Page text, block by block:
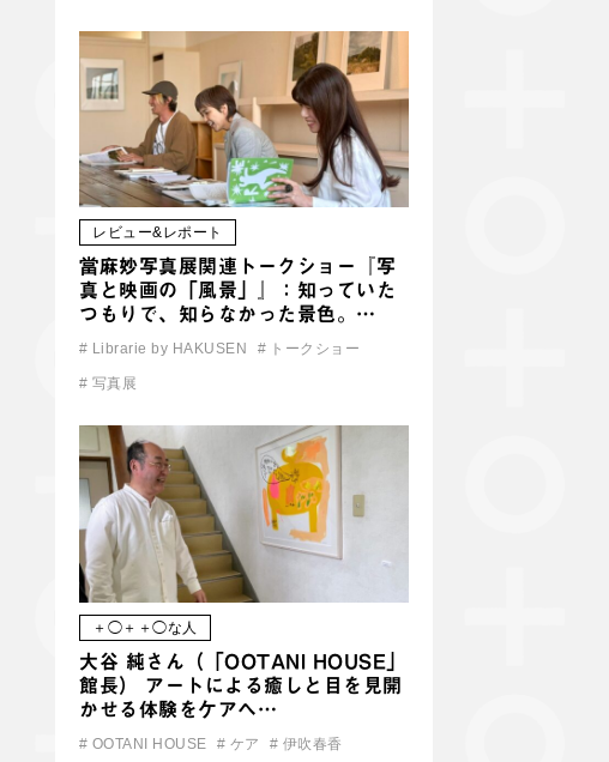
レビュー&レポート
當麻妙写真展関連トークショー『写
真と映画の「風景」』：知っていた
つもりで、知らなかった景色。…
# Librarie by HAKUSEN # トークショー
# 写真展
＋◯＋＋◯な人
大谷 純さん（「OOTANI HOUSE」
館長） アートによる癒しと目を見開
かせる体験をケアへ…
# OOTANI HOUSE # ケア # 伊吹春香